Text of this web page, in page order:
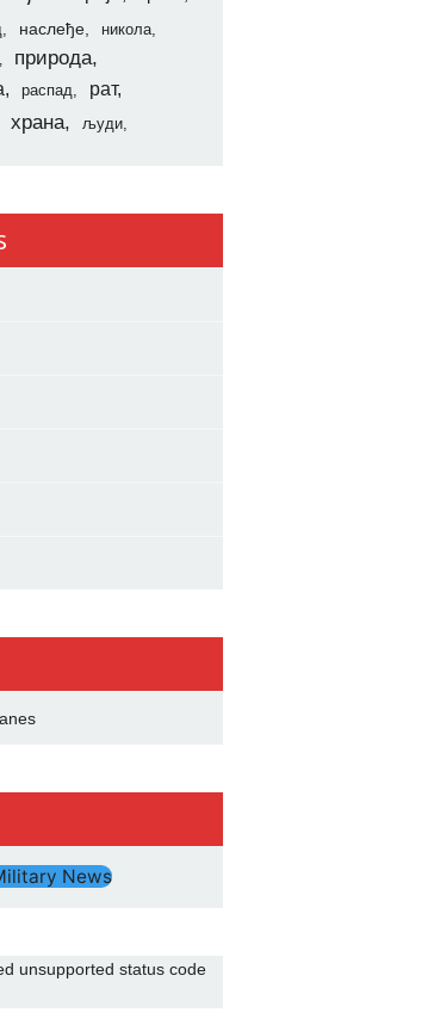
наслеђе
никола
природа
распад рат
храна људи
News
unsupported status code